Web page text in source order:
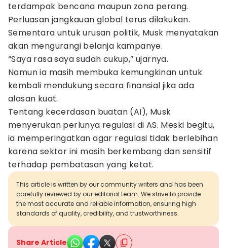
terdampak bencana maupun zona perang.
Perluasan jangkauan global terus dilakukan.
Sementara untuk urusan politik, Musk menyatakan
akan mengurangi belanja kampanye.
“Saya rasa saya sudah cukup,” ujarnya.
Namun ia masih membuka kemungkinan untuk
kembali mendukung secara finansial jika ada
alasan kuat.
Tentang kecerdasan buatan (AI), Musk
menyerukan perlunya regulasi di AS. Meski begitu,
ia memperingatkan agar regulasi tidak berlebihan
karena sektor ini masih berkembang dan sensitif
terhadap pembatasan yang ketat.
This article is written by our community writers and has been
carefully reviewed by our editorial team. We strive to provide
the most accurate and reliable information, ensuring high
standards of quality, credibility, and trustworthiness.
Share Article